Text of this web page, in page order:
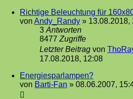
Richtige Beleuchtung für
von Andy_Randy » 13.08.2018,
3 Antworten
8477 Zugriffe
Letzter Beitrag von
17.08.2018, 12:08
Energiesparlampen?
von Barti-Fan » 08.06.2007,